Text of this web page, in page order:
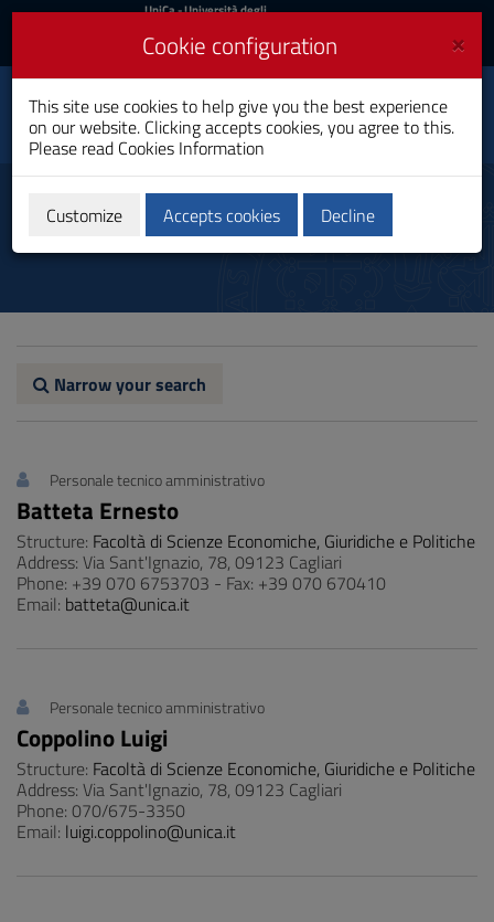
Skip
Content
to
Go
UniCa
Login
UniCa- Università degli
Login UniCA News
Toggle
navigation
Faculty of Economics,
Law and Political
Sciences
Administrative Staff
Narrow your search
Personale tecnico amministrativo
Batteta Ernesto
Structure: Facoltà di Scienze Economiche, Giuridiche e Politiche
Address: Via Sant'Ignazio, 78, 09123 Cagliari
Phone: +39 070 6753703 - Fax: +39 070 670410
Email: batteta@unica.it
Personale tecnico amministrativo
Coppolino Luigi
Structure: Facoltà di Scienze Economiche, Giuridiche e Politiche
Address: Via Sant'Ignazio, 78, 09123 Cagliari
Phone: 070/675-3350
Email: luigi.coppolino@unica.it
×
Cookie configuration
This site use cookies to help give you the best experience
on our website. Clicking accepts cookies, you agree to this.
Please read Cookies Information
Customize Accepts cookies Decline